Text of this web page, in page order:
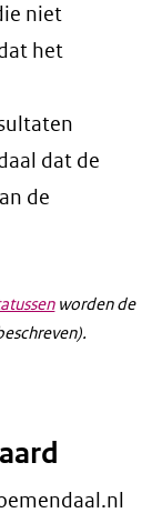
niet
het
dat de
de
worden de